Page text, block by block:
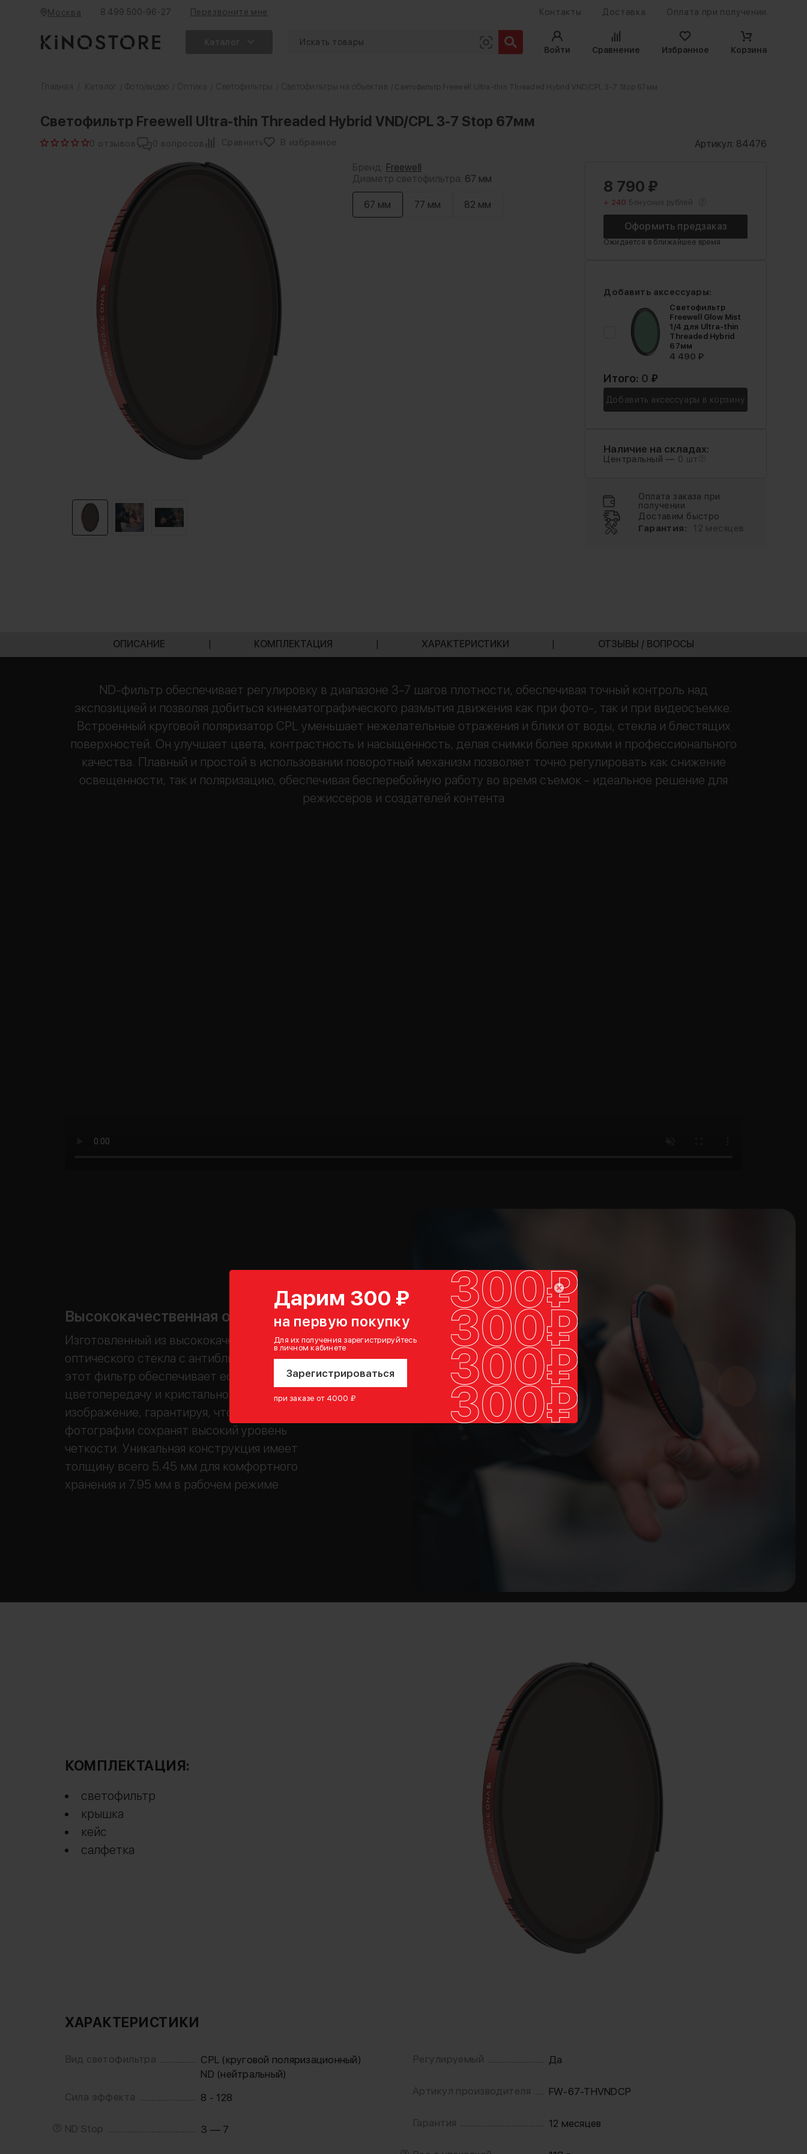
Дарим 300 ₽
на первую покупку
Для их получения зарегистрируйтесь
в личном кабинете
Зарегистрироваться
при заказе от 4000 ₽
Москва 8 499 500-96-27 Перезвоните мне Контакты Доставка Оплата при получении
Войти
Сравнение Избранное Корзина
Главная Каталог Фото/видео Оптика Светофильтры Светофильтры на объектив / Светофильтр Freewell Ultra-thin Threaded Hybrid VND/CPL 3-7 Stop 67мм
Светофильтр Freewell Ultra-thin Threaded Hybrid VND/CPL 3-7 Stop 67мм
0 отзывов 0 вопросов Сравнить В избранное Артикул: 84476
Бренд: Freewell
Диаметр светофильтра: 67 мм
67 мм 77 мм 82 мм
8 790 ₽
+ 240 Бонусных рублей
Ожидается в ближайшее время
Добавить аксессуары:
Светофильтр
Freewell Glow Mist
1/4 для Ultra-thin
Threaded Hybrid
67мм
4 490 ₽
Итого: 0 ₽
Добавить аксессуары в корзину
Наличие на складах:
Центральный — 0 шт
Оплата заказа при
получении
Доставим быстро
Гарантия:
12 месяцев
ОПИСАНИЕ | КОМПЛЕКТАЦИЯ | ХАРАКТЕРИСТИКИ | ОТЗЫВЫ / ВОПРОСЫ
ND-фильтр обеспечивает регулировку в диапазоне 3-7 шагов плотности, обеспечивая точный контроль над
экспозицией и позволяя добиться кинематографического размытия движения как при фото-, так и при видеосъемке.
Встроенный круговой поляризатор CPL уменьшает нежелательные отражения и блики от воды, стекла и блестящих
поверхностей. Он улучшает цвета, контрастность и насыщенность, делая снимки более яркими и профессионального
качества. Плавный и простой в использовании поворотный механизм позволяет точно регулировать как снижение
освещенности, так и поляризацию, обеспечивая бесперебойную работу во время съемок - идеальное решение для
режиссеров и создателей контента
Высококачественная оптика
Изготовленный из высококачественного
оптического стекла с антибликовым покрытием,
этот фильтр обеспечивает естественную
цветопередачу и кристально чистое
изображение, гарантируя, что ваши кадры и
фотографии сохранят высокий уровень
четкости. Уникальная конструкция имеет
толщину всего 5.45 мм для комфортного
хранения и 7.95 мм в рабочем режиме
КОМПЛЕКТАЦИЯ:
светофильтр
крышка
кейс
салфетка
ХАРАКТЕРИСТИКИ
Вид светофильтра
CPL (круговой поляризационный)
ND (нейтральный)
Сила эффекта
8 - 128
ND Stop 3 — 7
Регулируемый Да
Артикул производителя FW-67-THVNDCP
Гарантия 12 месяцев